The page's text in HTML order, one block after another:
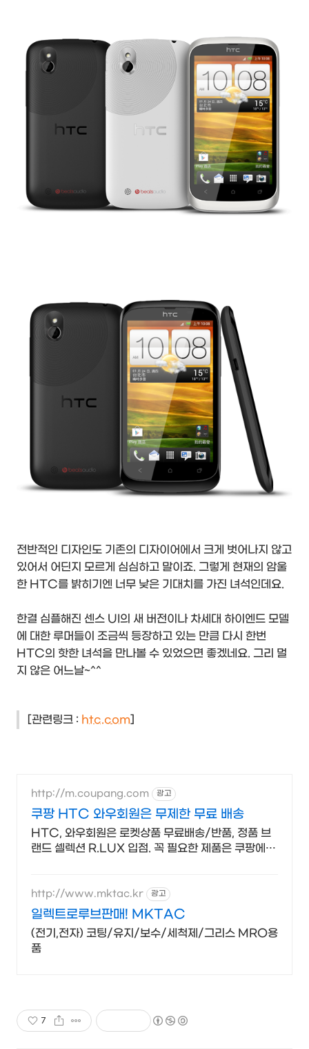
전반적인 디자인도 기존의 디자이어에서 크게 벗어나지 않고
있어서 어딘지 모르게 심심하고 말이죠. 그렇게 현재의 암울
한 HTC를 밝히기엔 너무 낮은 기대치를 가진 녀석인데요.
한결 심플해진 센스 UI의 새 버전이나 차세대 하이엔드 모델
에 대한 루머들이 조금씩 등장하고 있는 만큼 다시 한번
HTC의 핫한 녀석을 만나볼 수 있었으면 좋겠네요. 그리 멀
지 않은 어느날~^^
[관련링크 : htc.com]
http://m.coupang.com 광고
쿠팡 HTC 와우회원은 무제한 무료 배송
HTC, 와우회원은 로켓상품 무료배송/반품, 정품 브
랜드 셀렉션 R.LUX 입점. 꼭 필요한 제품은 쿠팡에서
http://www.mktac.kr 광고
일렉트로루브판매! MKTAC
(전기,전자) 코팅/유지/보수/세척제/그리스 MRO용
품
7